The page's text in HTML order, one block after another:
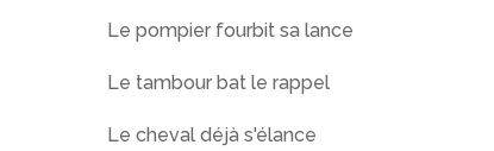
Le pompier fourbit sa lance
Le tambour bat le rappel
Le cheval déjà s'élance